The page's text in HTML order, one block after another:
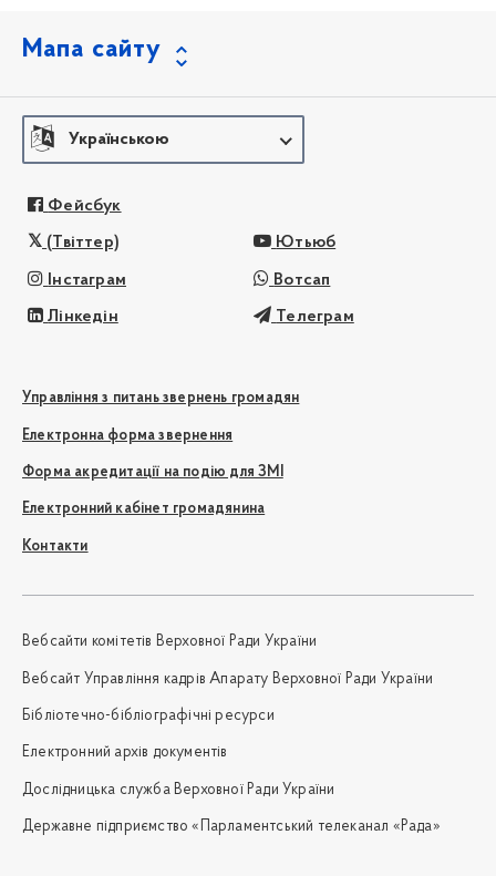
Мапа сайту
Українською
Фейсбук
(Твіттер) Ютьюб
Інстаграм Вотсап
Лінкедін Телеграм
Управління з питань звернень громадян
Електронна форма звернення
Форма акредитації на подію для ЗМІ
Електронний кабінет громадянина
Контакти
Вебсайти комітетів Верховної Ради України
Вебсайт Управління кадрів Апарату Верховної Ради України
Бібліотечно-бібліографічні ресурси
Електронний архів документів
Дослідницька служба Верховної Ради України
Державне підприємство «Парламентський телеканал «Рада»